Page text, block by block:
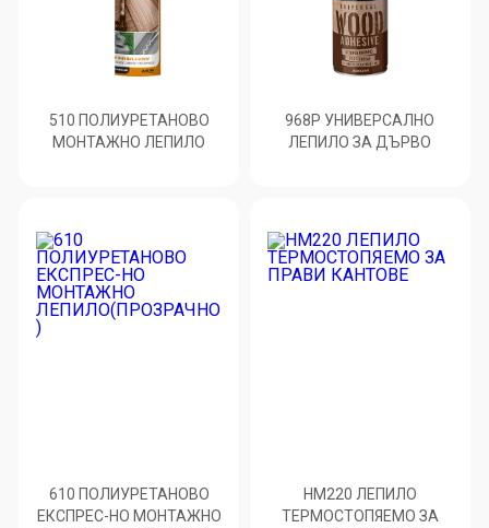
510 ПОЛИУРЕТАНОВО
МОНТАЖНО ЛЕПИЛО
968P УНИВЕРСАЛНО
ЛЕПИЛО ЗА ДЪРВО
610 ПОЛИУРЕТАНОВО
ЕКСПРЕС-НО МОНТАЖНО
HM220 ЛЕПИЛО
ТЕРМОСТОПЯЕМО ЗА